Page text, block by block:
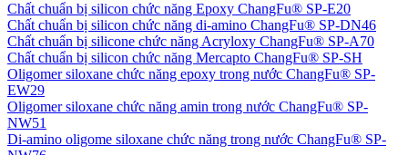
Chất chuẩn bị silicon chức năng Epoxy ChangFu® SP-E20
Chất chuẩn bị silicon chức năng di-amino ChangFu® SP-DN46
Chất chuẩn bị silicone chức năng Acryloxy ChangFu® SP-A70
Chất chuẩn bị silicon chức năng Mercapto ChangFu® SP-SH
Oligomer siloxane chức năng epoxy trong nước ChangFu® SP-
EW29
Oligomer siloxane chức năng amin trong nước ChangFu® SP-
NW51
Di-amino oligome siloxane chức năng trong nước ChangFu® SP-